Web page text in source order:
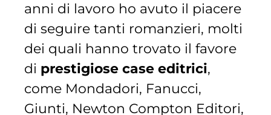
anni di lavoro ho avuto il piacere
di seguire tanti romanzieri, molti
dei quali hanno trovato il favore
di prestigiose case editrici,
come Mondadori, Fanucci,
Giunti, Newton Compton Editori,